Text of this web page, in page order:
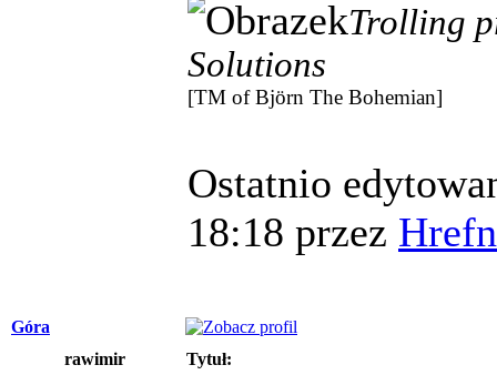
Trolling
Solutions
[TM of Björn The Bohemian]
Ostatnio
18:18 przez
Góra
rawimir
Tytuł: